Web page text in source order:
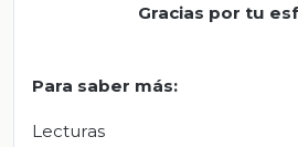
Gracias por tu
Para saber más:
Lecturas